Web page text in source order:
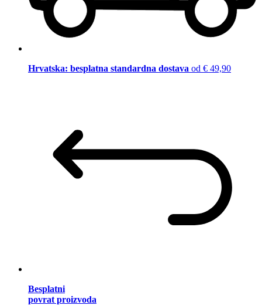
Hrvatska: besplatna standardna dostava od € 49,90
Besplatni
povrat proizvoda